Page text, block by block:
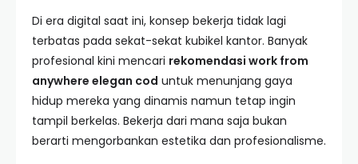
Di era digital saat ini, konsep bekerja tidak lagi
terbatas pada sekat-sekat kubikel kantor. Banyak
profesional kini mencari rekomendasi work from
anywhere elegan cod untuk menunjang gaya
hidup mereka yang dinamis namun tetap ingin
tampil berkelas. Bekerja dari mana saja bukan
berarti mengorbankan estetika dan profesionalisme.